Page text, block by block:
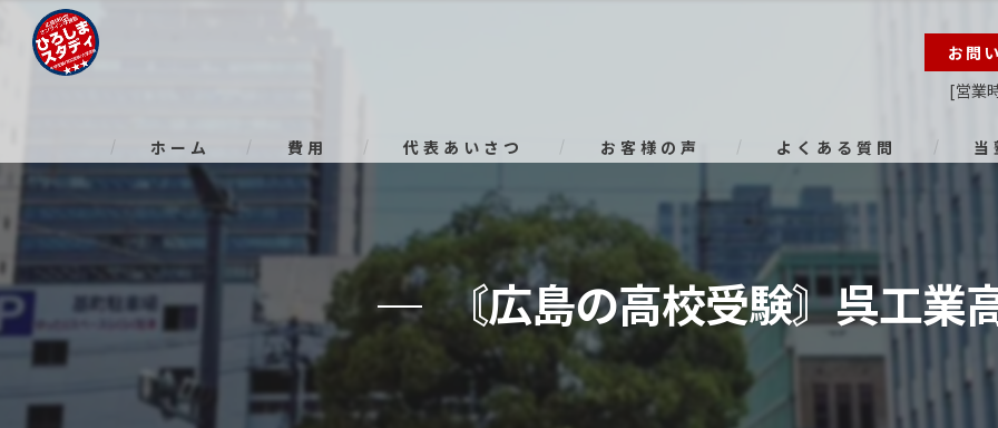
お問
[営業
ホーム
費用 代表あいさつ お客様の声 よくある質問 当
小学
中学生
〘広島の高校受験〙呉工業